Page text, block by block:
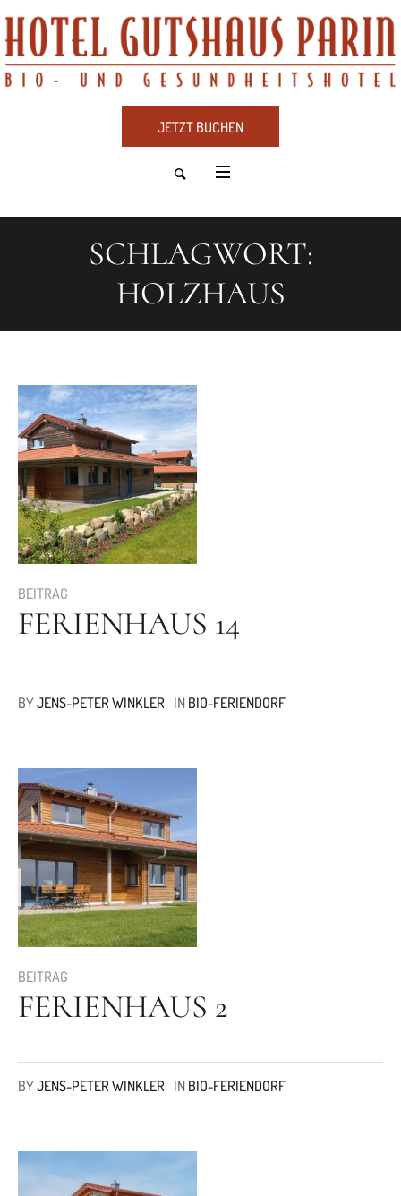
JETZT BUCHEN
SCHLAGWORT:
HOLZHAUS
BEITRAG
FERIENHAUS 14
BYJENS-PETER WINKLER IN BIO-FERIENDORF
BEITRAG
FERIENHAUS 2
BYJENS-PETER WINKLER IN BIO-FERIENDORF